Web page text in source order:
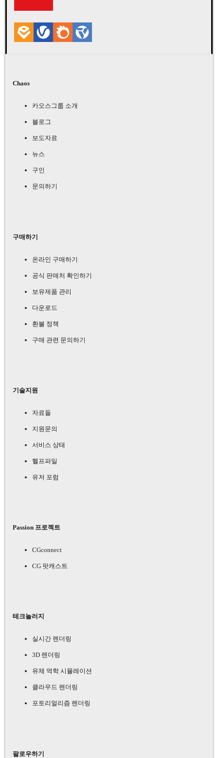
Chaos
카오스그룹 소개
블로그
보도자료
뉴스
구인
문의하기
구매하기
온라인 구매하기
공식 판매처 확인하기
보유제품 관리
다운로드
환불 정책
구매 관련 문의하기
기술지원
자료들
지원문의
서비스 상태
헬프파일
유저 포럼
Passion 프로젝트
CGconnect
CG 팟캐스트
테크놀러지
실시간 렌더링
3D 렌더링
유체 역학 시뮬레이션
클라우드 렌더링
포토리얼리즘 렌더링
팔로우하기